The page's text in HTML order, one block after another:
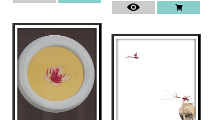
EXPOSICIONS COL·LECTIVES
. 2020
– Galeria Espai Cavallers“A&D”, Lleida.
2018
– Galeria Espai Cavallers
“Art emergent”,